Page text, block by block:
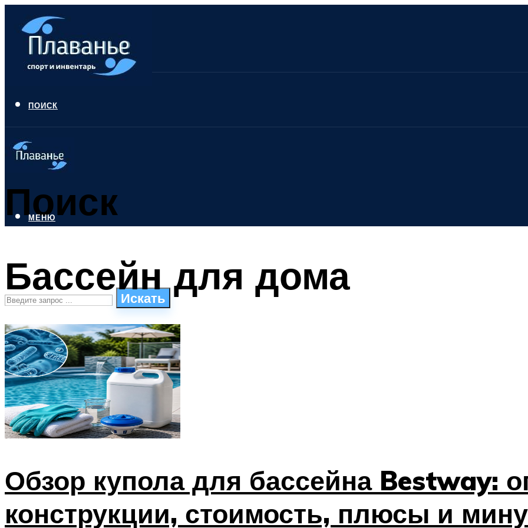
ПОИСК
Поиск
Искать
СТИЛИ ПЛАВАНЬЯ
ПЛАВАНЬЕ ДЛЯ ДЕТЕЙ
ПЛАВАНЬЕ ДЛЯ ПОХУДЕНИЯ
БАССЕЙН ДЛЯ ДОМА
ОЧИСТКА БАССЕЙНОВ
МЕНЮ
МЕНЮ
Бассейн для дома
Обзор купола для бассейна Bestway:
конструкции, стоимость, плюсы и